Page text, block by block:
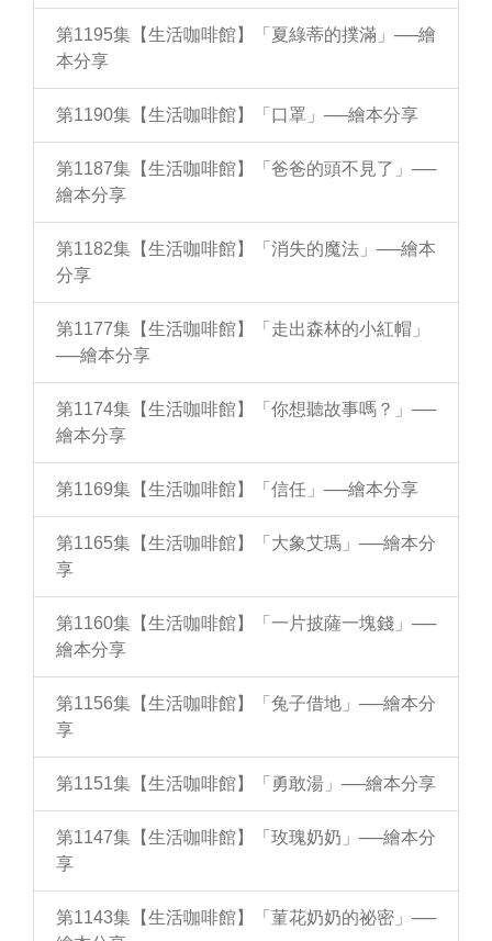
第1195集【生活咖啡館】「夏綠蒂的撲滿」──繪
本分享
第1190集【生活咖啡館】「口罩」──繪本分享
第1187集【生活咖啡館】「爸爸的頭不見了」──
繪本分享
第1182集【生活咖啡館】「消失的魔法」──繪本
分享
第1177集【生活咖啡館】「走出森林的小紅帽」
──繪本分享
第1174集【生活咖啡館】「你想聽故事嗎？」──
繪本分享
第1169集【生活咖啡館】「信任」──繪本分享
第1165集【生活咖啡館】「大象艾瑪」──繪本分
享
第1160集【生活咖啡館】「一片披薩一塊錢」──
繪本分享
第1156集【生活咖啡館】「兔子借地」──繪本分
享
第1151集【生活咖啡館】「勇敢湯」──繪本分享
第1147集【生活咖啡館】「玫瑰奶奶」──繪本分
享
第1143集【生活咖啡館】「菫花奶奶的祕密」──